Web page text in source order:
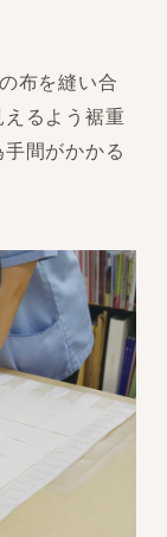
布を縫い合
るよう裾重
間がかかる